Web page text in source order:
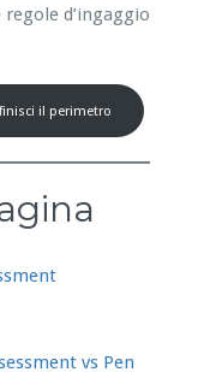
regole d’ingaggio
il perimetro
vs Pen